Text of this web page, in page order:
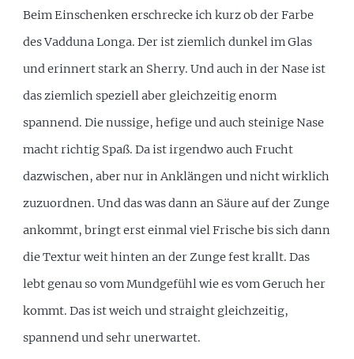
Beim Einschenken erschrecke ich kurz ob der Farbe
des Vadduna Longa. Der ist ziemlich dunkel im Glas
und erinnert stark an Sherry. Und auch in der Nase ist
das ziemlich speziell aber gleichzeitig enorm
spannend. Die nussige, hefige und auch steinige Nase
macht richtig Spaß. Da ist irgendwo auch Frucht
dazwischen, aber nur in Anklängen und nicht wirklich
zuzuordnen. Und das was dann an Säure auf der Zunge
ankommt, bringt erst einmal viel Frische bis sich dann
die Textur weit hinten an der Zunge fest krallt. Das
lebt genau so vom Mundgefühl wie es vom Geruch her
kommt. Das ist weich und straight gleichzeitig,
spannend und sehr unerwartet.